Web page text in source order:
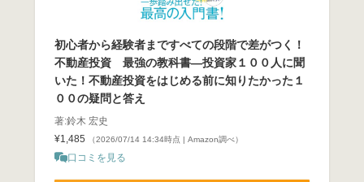
初心者から経験者まですべての段階で差がつく！
不動産投資 最強の教科書―投資家１００人に聞
いた！不動産投資をはじめる前に知りたかった１
００の疑問と答え
著:鈴木 宏史
¥1,485
（2026/07/14 14:34時点 | Amazon調べ）
口コミを見る